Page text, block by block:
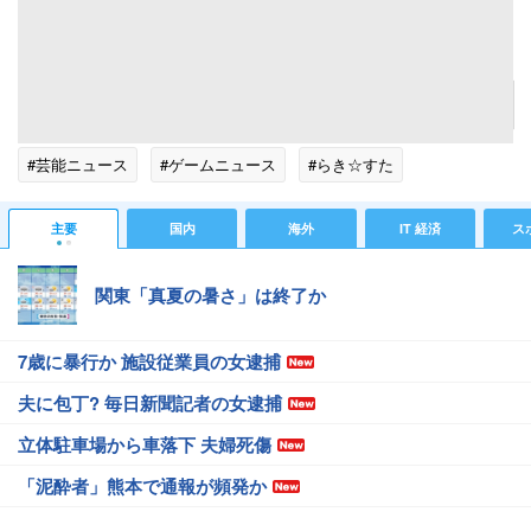
#芸能ニュース #ゲームニュース #らき☆すた
主要 国内 海外 IT 経済 ス
関東「真夏の暑さ」は終了か
7歳に暴行か 施設従業員の女逮捕
夫に包丁? 毎日新聞記者の女逮捕
立体駐車場から車落下 夫婦死傷
「泥酔者」熊本で通報が頻発か